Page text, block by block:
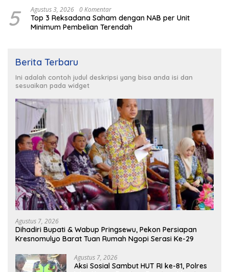
5 Agustus 3, 2026 0 Komentar
Top 3 Reksadana Saham dengan NAB per Unit
Minimum Pembelian Terendah
Berita Terbaru
Ini adalah contoh judul deskripsi yang bisa anda isi dan
sesuaikan pada widget
Agustus 7, 2026
Dihadiri Bupati & Wabup Pringsewu, Pekon Persiapan
Kresnomulyo Barat Tuan Rumah Ngopi Serasi Ke-29
Agustus 7, 2026
Aksi Sosial Sambut HUT RI ke-81, Polres